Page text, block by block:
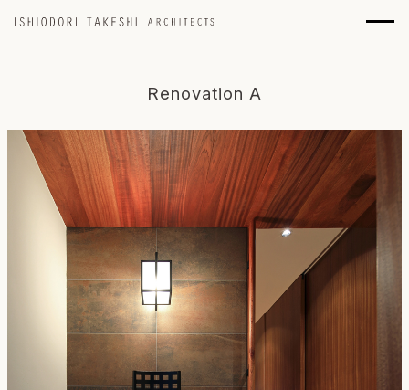
Renovation A